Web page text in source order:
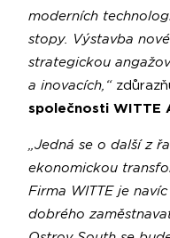
moderních
stopy. Výstavba
strategickou
a inovacích,“
společnosti WITTE
„Jedná se o další z
ekonomickou
Firma WITTE je
dobrého